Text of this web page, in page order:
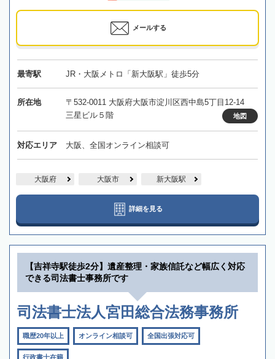
メールする
最寄駅 JR・大阪メトロ「新大阪駅」徒歩5分
所在地
〒532-0011 大阪府大阪市淀川区西中島5丁目12-14
三星ビル５階
地図
対応エリア 大阪、全国オンライン相談可
大阪府 大阪市 新大阪駅
詳細を見る
【吉祥寺駅徒歩2分】遺産整理・家族信託など幅広く対応
できる司法書士事務所です
司法書士法人宮田総合法務事務所
職歴20年以上 オンライン相談可 全国出張対応可
行政書士在籍